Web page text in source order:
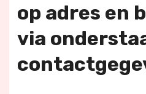
op adres en
via